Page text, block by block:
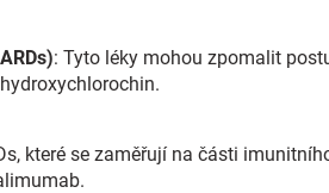
: Tyto léky mohou zpomalit
které se zaměřují na části